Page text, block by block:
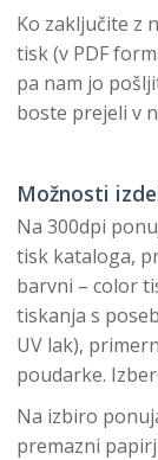
Ko zaključite z
tisk (v PDF
pa nam jo
boste prejeli v
Možnosti
Na 300dpi
tisk kataloga,
barvni – color
tiskanja s
UV lak),
poudarke.
Na izbiro
premazni